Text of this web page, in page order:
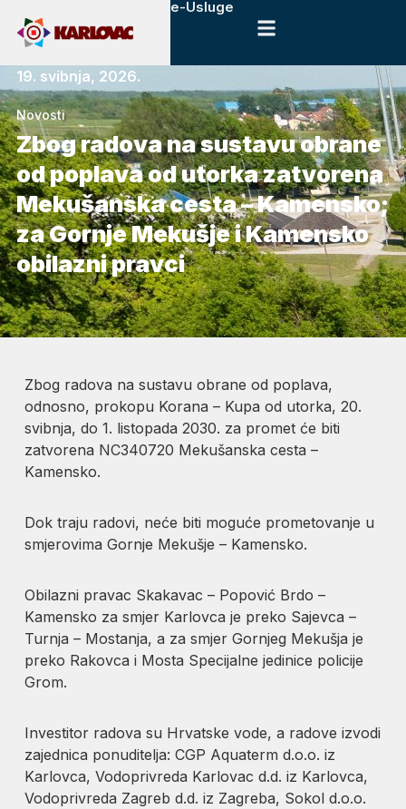
e-Usluge
19. svibnja, 2026.
Novosti
Zbog radova na sustavu obrane
od poplava od utorka zatvorena
Mekušanska cesta – Kamensko;
za Gornje Mekušje i Kamensko
obilazni pravci
Zbog radova na sustavu obrane od poplava,
odnosno, prokopu Korana – Kupa od utorka, 20.
svibnja, do 1. listopada 2030. za promet će biti
zatvorena NC340720 Mekušanska cesta –
Kamensko.
Dok traju radovi, neće biti moguće prometovanje u
smjerovima Gornje Mekušje – Kamensko.
Obilazni pravac Skakavac – Popović Brdo –
Kamensko za smjer Karlovca je preko Sajevca –
Turnja – Mostanja, a za smjer Gornjeg Mekušja je
preko Rakovca i Mosta Specijalne jedinice policije
Grom.
Investitor radova su Hrvatske vode, a radove izvodi
zajednica ponuditelja: CGP Aquaterm d.o.o. iz
Karlovca, Vodoprivreda Karlovac d.d. iz Karlovca,
Vodoprivreda Zagreb d.d. iz Zagreba, Sokol d.o.o.